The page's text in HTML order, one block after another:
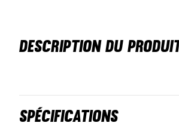
DESCRIPTION DU
Spécifications